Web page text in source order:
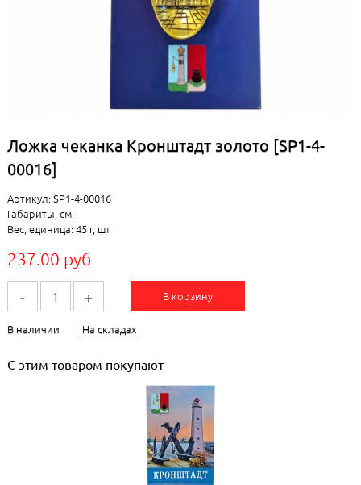
Ложка чеканка Кронштадт золото [SP1-4-
00016]
Артикул: SP1-4-00016
Габариты, см:
Вес, единица: 45 г, шт
237.00 руб
- + В корзину
В наличии На складах
С этим товаром покупают